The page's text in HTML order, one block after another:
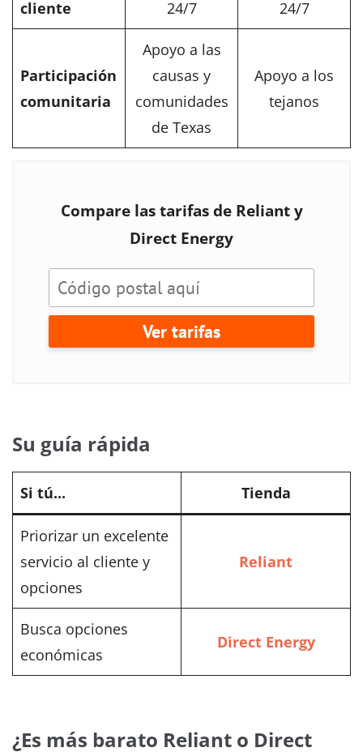
cliente
24/7
24/7
Participación
comunitaria
Apoyo a las
causas y
comunidades
de Texas
Apoyo a los
tejanos
Compare las tarifas de Reliant y
Direct Energy
Ver tarifas
Su guía rápida
Si tú... Tienda
Priorizar un excelente
servicio al cliente y
opciones
Reliant
Busca opciones
económicas
Direct Energy
¿Es más barato Reliant o Direct